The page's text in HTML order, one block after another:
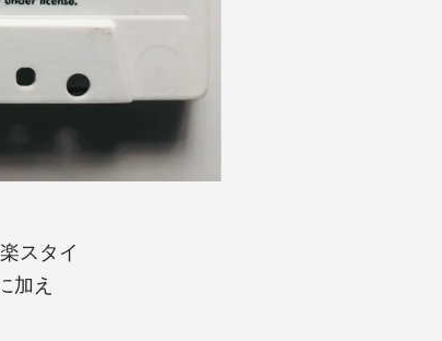
スタイ
加え